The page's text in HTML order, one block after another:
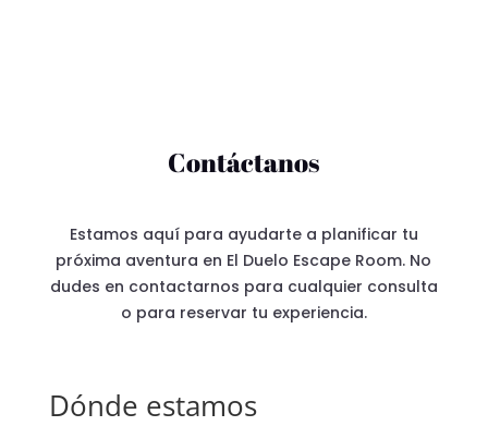
Contáctanos
Estamos aquí para ayudarte a planificar tu
próxima aventura en El Duelo Escape Room. No
dudes en contactarnos para cualquier consulta
o para reservar tu experiencia.
Dónde estamos